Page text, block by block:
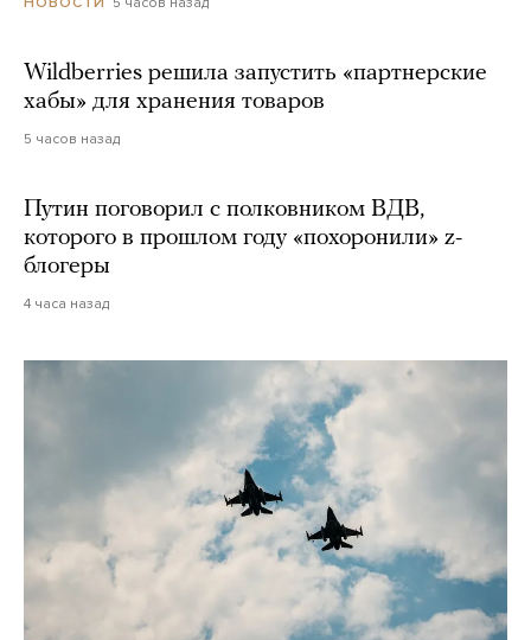
Wildberries решила запустить «партнерские
хабы» для хранения товаров
5 часов назад
Путин поговорил с полковником ВДВ,
которого в прошлом году «похоронили» z-
блогеры
4 часа назад